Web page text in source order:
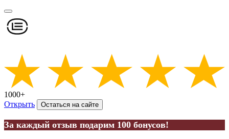
1000+
Открыть
Остаться на сайте
За каждый отзыв подарим 100 бонусов!